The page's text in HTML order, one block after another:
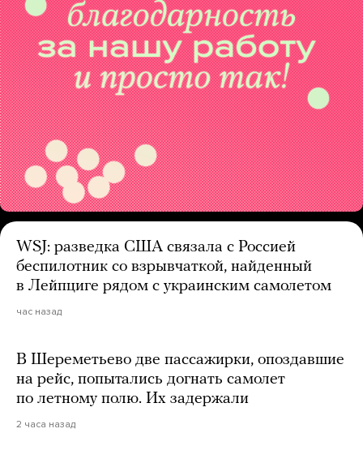
WSJ: разведка США связала с Россией
беспилотник со взрывчаткой, найденный
в Лейпциге рядом с украинским самолетом
час назад
В Шереметьево две пассажирки, опоздавшие
на рейс, попытались догнать самолет
по летному полю. Их задержали
2 часа назад